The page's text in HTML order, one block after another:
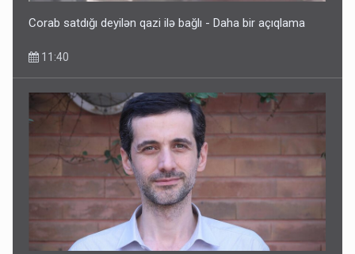
Corab satdığı deyilən qazi ilə bağlı - Daha bir açıqlama
11:40